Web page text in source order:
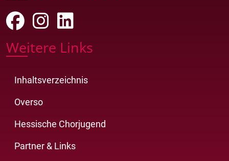
Weitere Links
Inhaltsverzeichnis
Overso
Hessische Chorjugend
Partner & Links